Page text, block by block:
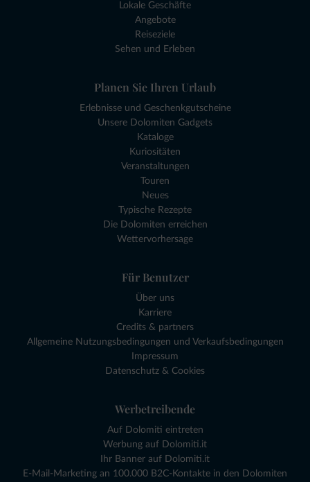
Lokale Geschäfte
Angebote
Reiseziele
Sehen und Erleben
Planen Sie Ihren Urlaub
Erlebnisse und Geschenkgutscheine
Unsere Dolomiten Gadgets
Kataloge
Kuriositäten
Veranstaltungen
Touren
Neues
Typische Rezepte
Die Dolomiten erreichen
Wettervorhersage
Für Benutzer
Über uns
Karriere
Credits & partners
Allgemeine Nutzungsbedingungen und Verkaufsbedingungen
Impressum
Datenschutz & Cookies
Werbetreibende
Auf Dolomiti eintreten
Werbung auf Dolomiti.it
Ihr Banner auf Dolomiti.it
E-Mail-Marketing an 100.000 B2C-Kontakte in den Dolomiten